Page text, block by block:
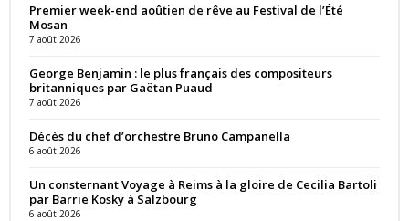
Premier week-end aoûtien de rêve au Festival de l’Été
Mosan
7 août 2026
George Benjamin : le plus français des compositeurs
britanniques par Gaëtan Puaud
7 août 2026
Décès du chef d’orchestre Bruno Campanella
6 août 2026
Un consternant Voyage à Reims à la gloire de Cecilia Bartoli
par Barrie Kosky à Salzbourg
6 août 2026